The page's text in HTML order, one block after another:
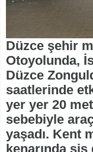
Düzce şehir
Otoyolunda,
Düzce
saatlerinde
yer yer 20
sebebiyle
yaşadı. Kent
kenarında